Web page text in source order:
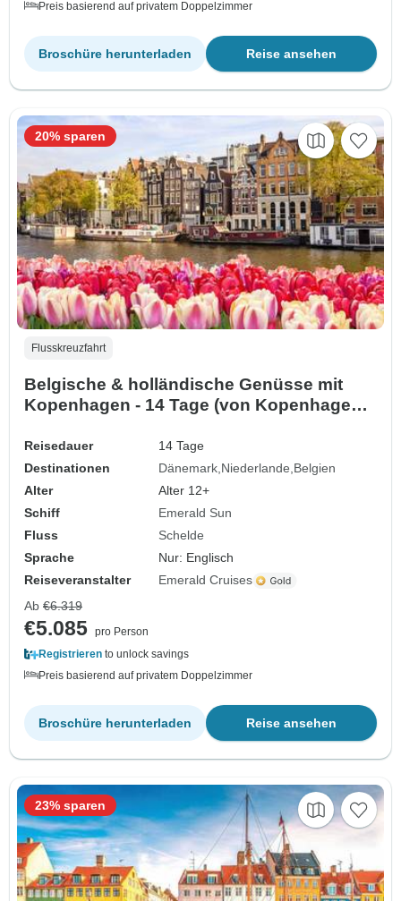
Preis basierend auf privatem Doppelzimmer
Reise ansehen
Broschüre herunterladen
Flusskreuzfahrt
Belgische & holländische Genüsse mit
Kopenhagen - 14 Tage (von Kopenhagen
Reisedauer
14 Tage
Destinationen
Dänemark Niederlande Belgien
Alter
Alter 12+
Schiff
Emerald Sun
Fluss
Schelde
Sprache
Nur: Englisch
Reiseveranstalter
Emerald Cruises
20% sparen
Ab €6.319
€5.085 pro Person
Registrieren to unlock savings
Preis basierend auf privatem Doppelzimmer
Reise ansehen
Broschüre herunterladen
23% sparen